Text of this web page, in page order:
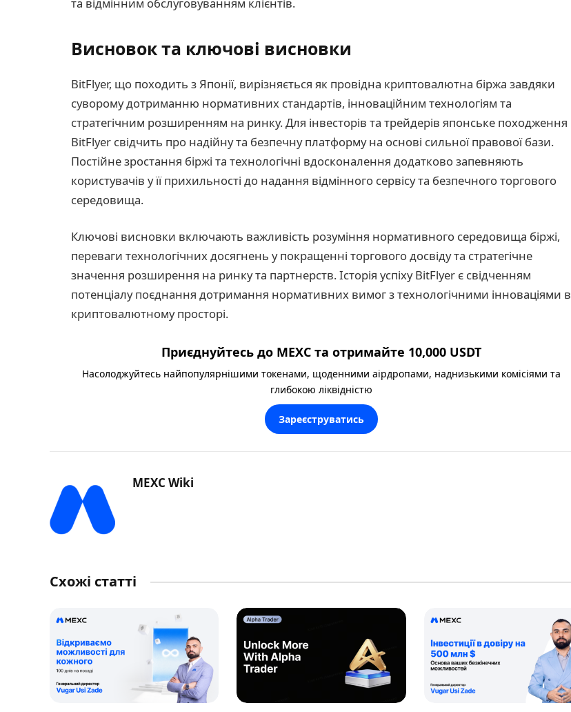
Висновок та ключові висновки
BitFlyer, що походить з Японії, вирізняється як провідна криптовалютна біржа завдяки
суворому дотриманню нормативних стандартів, інноваційним технологіям та
стратегічним розширенням на ринку. Для інвесторів та трейдерів японське походження
BitFlyer свідчить про надійну та безпечну платформу на основі сильної правової бази.
Постійне зростання біржі та технологічні вдосконалення додатково запевняють
користувачів у її прихильності до надання відмінного сервісу та безпечного торгового
середовища.
Ключові висновки включають важливість розуміння нормативного середовища біржі,
переваги технологічних досягнень у покращенні торгового досвіду та стратегічне
значення розширення на ринку та партнерств. Історія успіху BitFlyer є свідченням
потенціалу поєднання дотримання нормативних вимог з технологічними інноваціями в
криптовалютному просторі.
Приєднуйтесь до MEXC та отримайте 10,000 USDT
Насолоджуйтесь найпопулярнішими токенами, щоденними аірдропами, наднизькими комісіями та
глибокою ліквідністю
Зареєструватись
MEXC Wiki
Схожі статті